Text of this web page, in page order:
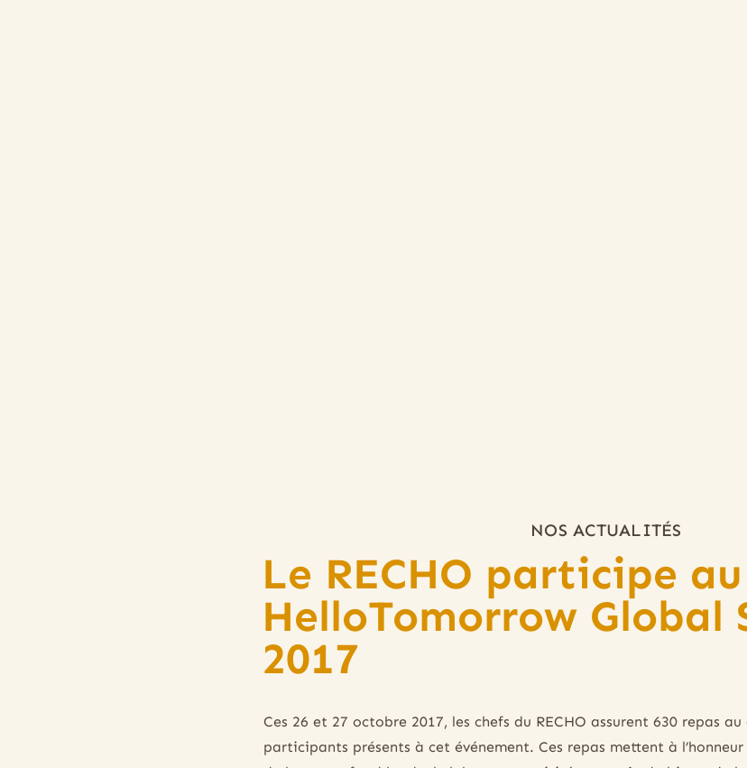
NOS ACTUALITÉS
Le RECHO participe au
HelloTomorrow Global
2017
Ces 26 et 27 octobre 2017, les chefs du RECHO assurent 630 repas
participants présents à cet événement. Ces repas mettent à